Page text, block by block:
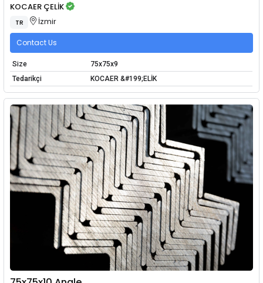
KOCAER ÇELİK
TR İzmir
Contact Us
Size
75x75x9
Tedarikçi
KOCAER &#199;ELİK